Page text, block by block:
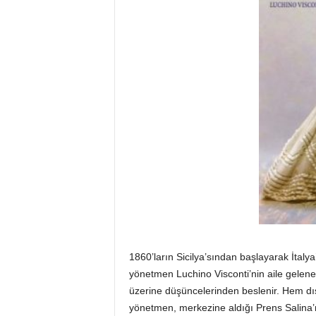
1860’ların Sicilya’sından başlayarak
yönetmen Luchino Visconti’nin aile
üzerine düşüncelerinden beslenir. Hem
yönetmen, merkezine aldığı Prens